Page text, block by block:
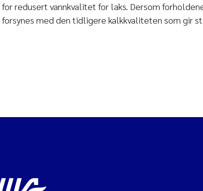
for redusert vannkvalitet for laks. Dersom
forsynes med den tidligere kalkkvaliteten som gir